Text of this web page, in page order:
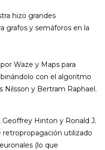
hizo grandes
grafos y semáforos en la
Waze y Maps para
con el algoritmo
Nilsson y Bertram Raphael.
Hinton y Ronald J.
utilizado
(lo que